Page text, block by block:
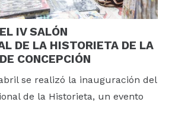
IV SALÓN
DE LA HISTORIETA DE LA
CONCEPCIÓN
se realizó la inauguración del
de la Historieta, un evento